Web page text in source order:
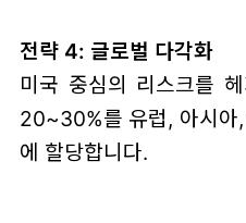
전략 4: 글로벌 다각화
미국 중심의 리스크를
20~30%를 유럽, 아시아
에 할당합니다.